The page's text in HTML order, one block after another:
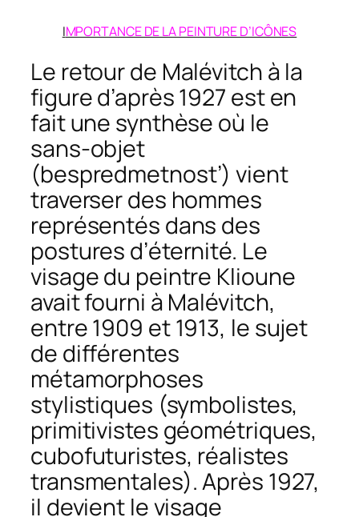
IMPORTANCE DE LA PEINTURE D’ICÔNES
Le retour de Malévitch à la
figure d’après 1927 est en
fait une synthèse où le
sans-objet
(bespredmetnost’) vient
traverser des hommes
représentés dans des
postures d’éternité. Le
visage du peintre Klioune
avait fourni à Malévitch,
entre 1909 et 1913, le sujet
de différentes
métamorphoses
stylistiques (symbolistes,
primitivistes géométriques,
cubofuturistes, réalistes
transmentales). Après 1927,
il devient le visage